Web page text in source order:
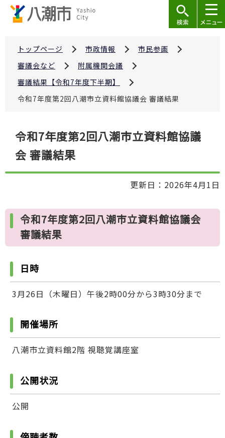
トップページ 市政情報
市民参画
審議会など
附属機関会議
審議結果【令和7年度下半期】
令和7年度第2回八潮市立資料館協議会 審議結果
令和7年度第2回八潮市立資料館協議
会 審議結果
更新日：2026年4月1日
令和7年度第2回八潮市立資料館協議会
審議結果
日時
3月26日（木曜日）午後2時00分から3時30分まで
開催場所
八潮市立資料館2階 視聴覚講座室
公開状況
公開